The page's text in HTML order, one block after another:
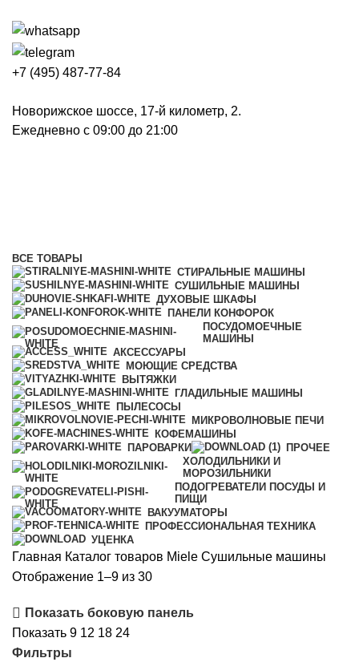
+7 (495) 487-77-84
Новорижское шоссе, 17-й километр, 2.
Ежедневно с 09:00 до 21:00
ВСЕ ТОВАРЫ
СТИРАЛЬНЫЕ МАШИНЫ
СУШИЛЬНЫЕ МАШИНЫ
ДУХОВЫЕ ШКАФЫ
ПАНЕЛИ КОНФОРОК
ПОСУДОМОЕЧНЫЕ
МАШИНЫ
АКСЕССУАРЫ
МОЮЩИЕ СРЕДСТВА
ВЫТЯЖКИ
ГЛАДИЛЬНЫЕ МАШИНЫ
ПЫЛЕСОСЫ
МИКРОВОЛНОВЫЕ ПЕЧИ
КОФЕМАШИНЫ
ПАРОВАРКИ
ПРОЧЕЕ
ХОЛОДИЛЬНИКИ И
МОРОЗИЛЬНИКИ
ПОДОГРЕВАТЕЛИ ПОСУДЫ И
ПИЩИ
ВАКУУМАТОРЫ
ПРОФЕССИОНАЛЬНАЯ ТЕХНИКА
УЦЕНКА
Главная Каталог товаров Miele Сушильные машины
Отображение 1–9 из 30Цены:
возрастанию
Показать боковую панель
Показать 9 12 18 24
Фильтры